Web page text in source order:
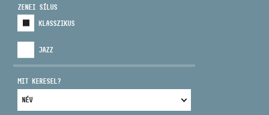
VIDEÓ GALÉRIA
ZENEI SÍLUS
KLASSZIKUS
JAZZ
MIT KERESEL?